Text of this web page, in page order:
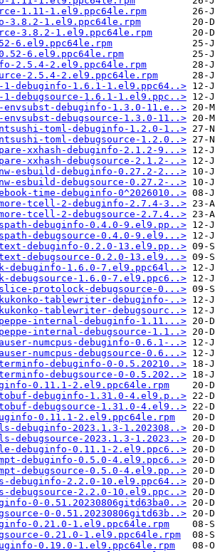
1.11-1.el9.ppc64le.rpm
3.8.2-1.el9.ppc64le.rpm
3.8.2-1.el9.ppc64le.rpm
6.el9.ppc64le.rpm
6.el9.ppc64le.rpm
2.5.4-2.el9.ppc64le.rpm
2.5.4-2.el9.ppc64le.rpm
debuginfo-1.6.1-1.el9.ppc64..>
debugsource-1.6.1-1.el9.ppc..>
envsubst-debuginfo-1.3.0-11.e..>
envsubst-debugsource-1.3.0-11..>
toml-debuginfo-1.2.0-1..>
toml-debugsource-1.2.0..>
xxhash-debuginfo-2.1.2-9...>
xxhash-debugsource-2.1.2-..>
esbuild-debuginfo-0.27.2-2...>
esbuild-debugsource-0.27.2-..>
time-debuginfo-0^2026010..>
tcell-2-debuginfo-2.7.4-3..>
tcell-2-debugsource-2.7.4..>
debuginfo-0.4.0-9.el9.pp..>
debugsource-0.4.0-9.el9...>
debuginfo-0.2.0-13.el9.pp..>
debugsource-0.2.0-13.el9...>
debuginfo-1.6.0-7.el9.ppc64l..>
debugsource-1.6.0-7.el9.ppc6..>
protolock-debugsource-0...>
tablewriter-debuginfo-..>
tablewriter-debugsourc..>
internal-debuginfo-1.11...>
internal-debugsource-1.1..>
numcpus-debuginfo-0.6.1-..>
numcpus-debugsource-0.6...>
debuginfo-0-0.5.20210..>
debugsource-0-0.5.202..>
0.11.1-2.el9.ppc64le.rpm
debuginfo-1.31.0-4.el9.p..>
debugsource-1.31.0-4.el9..>
0.11.1-2.el9.ppc64le.rpm
debuginfo-2023.1.3-1.202308..>
debugsource-2023.1.3-1.2023..>
debuginfo-0.11.1-2.el9.ppc6..>
debuginfo-0.5.0-4.el9.ppc6..>
debugsource-0.5.0-4.el9.pp..>
debuginfo-2.2.0-10.el9.ppc64..>
debugsource-2.2.0-10.el9.ppc..>
0-0.51.20230806gitd63ba0..>
0-0.51.20230806gitd63b..>
0.21.0-1.el9.ppc64le.rpm
0.21.0-1.el9.ppc64le.rpm
0.19.0-1.el9.ppc64le.rpm